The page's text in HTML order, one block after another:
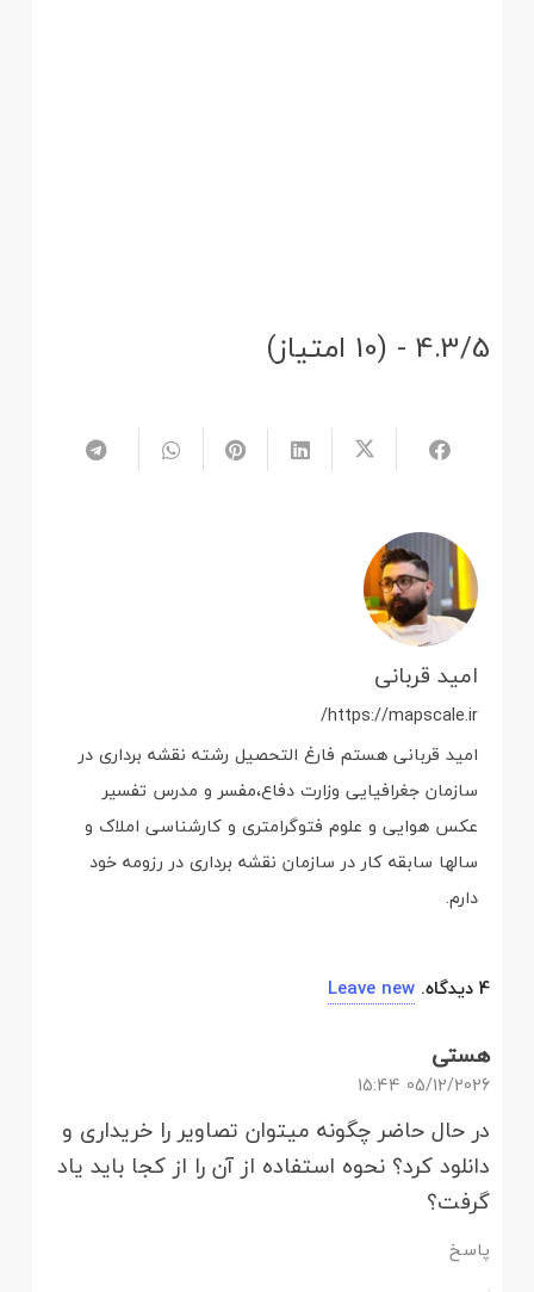
4.3/5 - (10 امتیاز)
امید قربانی
https://mapscale.ir/
امید قربانی هستم فارغ التحصیل رشته نقشه برداری در
سازمان جغرافیایی وزارت دفاع،مفسر و مدرس تفسیر
عکس هوایی و علوم فتوگرامتری و کارشناسی املاک و
سالها سابقه کار در سازمان نقشه برداری در رزومه خود
دارم.
4دیدگاه.
Leave new
هستی
05/12/2026 15:44
در حال حاضر چگونه میتوان تصاویر را خریداری و
دانلود کرد؟ نحوه استفاده از آن را از کجا باید یاد
گرفت؟
پاسخ